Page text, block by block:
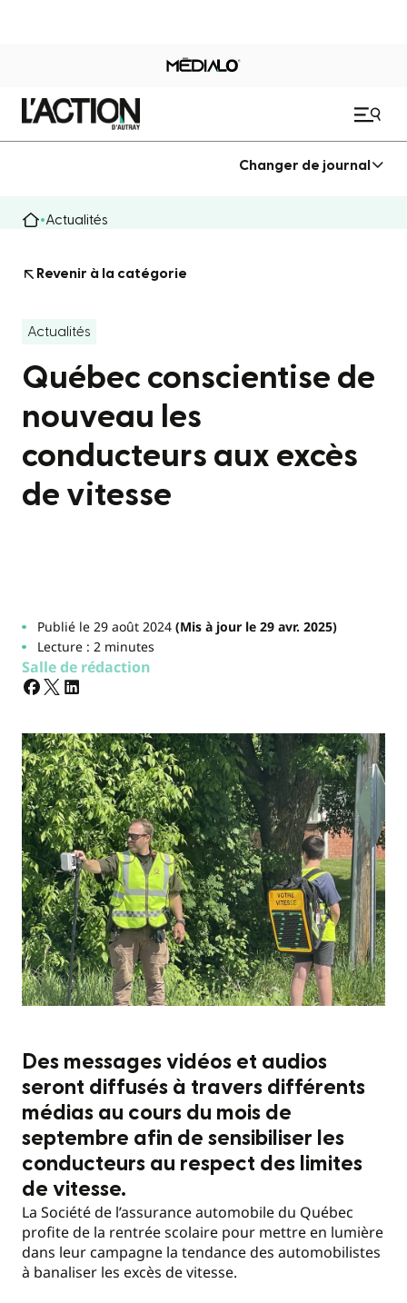
Changer de journal
Actualités
Revenir à la catégorie
Actualités
Québec conscientise de
nouveau les
conducteurs aux excès
de vitesse
Publié le 29 août 2024(Mis à jour le 29 avr. 2025)
Lecture : 2 minutes
Salle de rédaction
Des messages vidéos et audios
seront diffusés à travers différents
médias au cours du mois de
septembre afin de sensibiliser les
conducteurs au respect des limites
de vitesse.
La Société de l’assurance automobile du Québec
profite de la rentrée scolaire pour mettre en lumière
dans leur campagne la tendance des automobilistes
à banaliser les excès de vitesse.